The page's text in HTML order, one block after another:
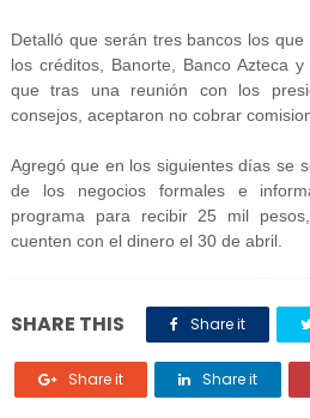
Detalló que serán tres bancos los
los créditos, Banorte, Banco Azteca
que tras una reunión con los
consejos, aceptaron no cobrar
Agregó que en los siguientes días se
de los negocios formales e
programa para recibir 25 mil
cuenten con el dinero el 30 de abril.
SHARE THIS Share it
Share it Share it